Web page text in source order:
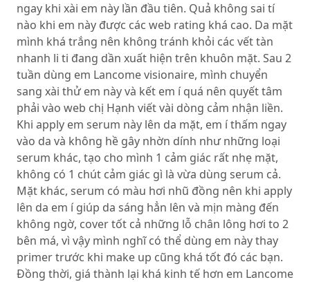
ngay khi xài em này lần đầu tiên. Quả không sai tí
nào khi em này được các web rating khá cao. Da mặt
mình khá trắng nên không tránh khỏi các vết tàn
nhanh li ti đang dần xuất hiện trên khuôn mặt. Sau 2
tuần dùng em Lancome visionaire, mình chuyển
sang xài thử em này và kết em í quá nên quyết tâm
phải vào web chị Hạnh viết vài dòng cảm nhận liền.
Khi apply em serum này lên da mặt, em í thấm ngay
vào da và không hề gây nhờn dính như những loại
serum khác, tạo cho mình 1 cảm giác rất nhẹ mặt,
không có 1 chút cảm giác gì là vừa dùng serum cả.
Mặt khác, serum có màu hơi nhũ đồng nên khi apply
lên da em í giúp da sáng hẳn lên và mịn màng đến
không ngờ, cover tốt cả những lỗ chân lông hơi to 2
bên má, vì vậy mình nghĩ có thể dùng em này thay
primer trước khi make up cũng khá tốt đó các bạn.
Đồng thời, giá thành lại khá kinh tế hơn em Lancome